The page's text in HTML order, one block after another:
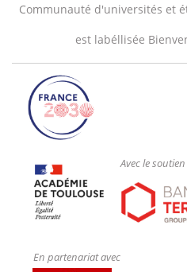
Communauté d'universités et
est labéllisée
Avec le
En partenariat avec